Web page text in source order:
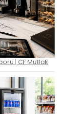
| CF Mutfak